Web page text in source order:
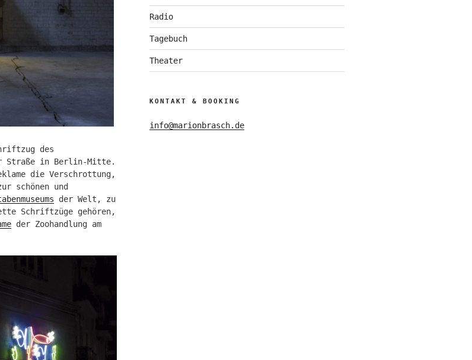
des
Straße in Berlin-Mitte.
die Verschrottung,
schönen und
der Welt, zu
Schriftzüge gehören,
der Zoohandlung am
Radio
Tagebuch
Theater
KONTAKT & BOOKING
info@marionbrasch.de